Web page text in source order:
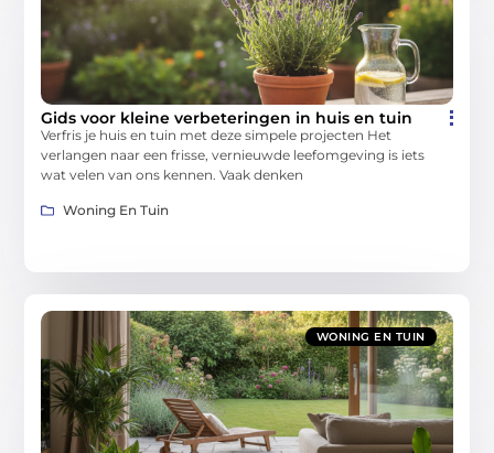
Gids voor kleine verbeteringen in huis en tuin
Verfris je huis en tuin met deze simpele projecten Het
verlangen naar een frisse, vernieuwde leefomgeving is iets
wat velen van ons kennen. Vaak denken
Woning En Tuin
WONING EN TUIN